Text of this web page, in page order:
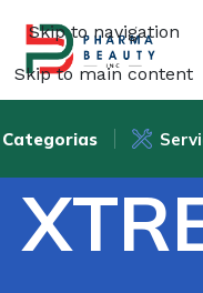
Skip to navigation
Skip to main content
Categorias